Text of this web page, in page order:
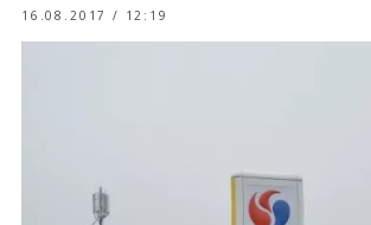
16.08.2017 / 12:19